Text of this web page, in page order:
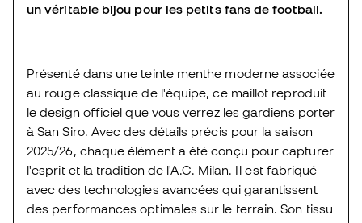
un véritable bijou pour les petits fans de football.
Présenté dans une teinte menthe moderne associée
au rouge classique de l'équipe, ce maillot reproduit
le design officiel que vous verrez les gardiens porter
à San Siro. Avec des détails précis pour la saison
2025/26, chaque élément a été conçu pour capturer
l'esprit et la tradition de l'A.C. Milan. Il est fabriqué
avec des technologies avancées qui garantissent
des performances optimales sur le terrain. Son tissu